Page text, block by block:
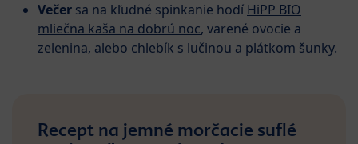
Večer sa na kľudné spinkanie hodí HiPP BIO
mliečna kaša na dobrú noc, varené ovocie a
zelenina, alebo chlebík s lučinou a plátkom šunky.
Recept na jemné morčacie suflé